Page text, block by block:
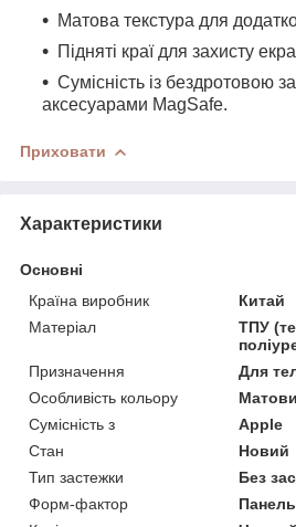
Матова текстура для
Підняті краї для захисту
Сумісність із бездротовою
аксесуарами MagSafe.
Приховати
Характеристики
Основні
Країна виробник
Китай
Матеріал
ТПУ
Призначення
Для
Особливість кольору
Сумісність з
Apple
Стан
Новий
Тип застежки
Без
Форм-фактор